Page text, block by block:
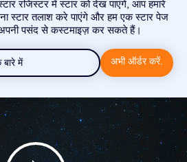
रजिस्टर में स्टार को देख पाएंगे, आप हमारे
स्टार तलाश करे पाएंगे और हम एक स्टार पेज
पसंद से कस्टमाइज़ कर सकते हैं।
में अभी ऑर्डर करें.